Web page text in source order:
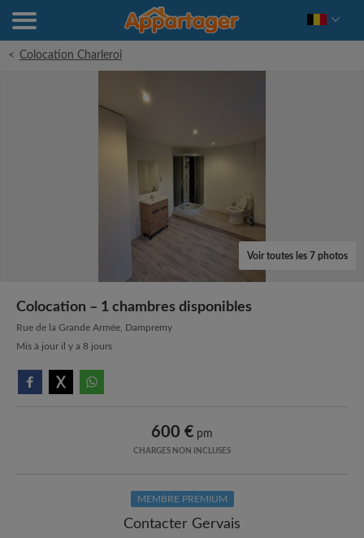
< Colocation Charleroi
Voir toutes les 7 photos
Colocation – 1 chambres disponibles
Rue de la Grande Armée, Dampremy
Mis à jour il y a 8 jours
600 € pm
CHARGES NON INCLUSES
MEMBRE PREMIUM
Contacter Gervais